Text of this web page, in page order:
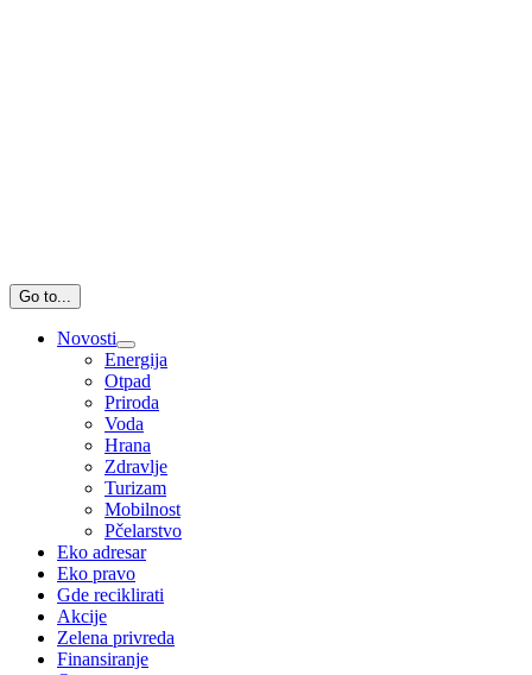
Go to...
Novosti
Energija
Otpad
Priroda
Voda
Hrana
Zdravlje
Turizam
Mobilnost
Pčelarstvo
Eko adresar
Eko pravo
Gde reciklirati
Akcije
Zelena privreda
Finansiranje